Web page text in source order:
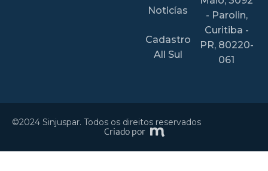
Noticías
Cadastro
All Sul
- Parolin,
Curitiba -
PR, 80220-
061
©2024 Sinjuspar. Todos os direitos reservados
Criado por